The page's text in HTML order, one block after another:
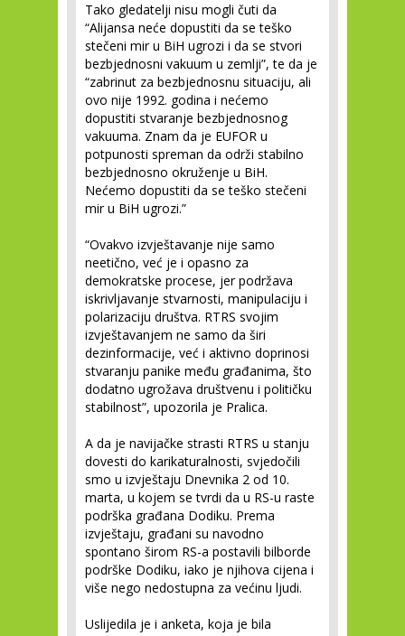
Tako gledatelji nisu mogli čuti da
“Alijansa neće dopustiti da se teško
stečeni mir u BiH ugrozi i da se stvori
bezbjednosni vakuum u zemlji”, te da je
“zabrinut za bezbjednosnu situaciju, ali
ovo nije 1992. godina i nećemo
dopustiti stvaranje bezbjednosnog
vakuuma. Znam da je EUFOR u
potpunosti spreman da održi stabilno
bezbjednosno okruženje u BiH.
Nećemo dopustiti da se teško stečeni
mir u BiH ugrozi.”
“Ovakvo izvještavanje nije samo
neetično, već je i opasno za
demokratske procese, jer podržava
iskrivljavanje stvarnosti, manipulaciju i
polarizaciju društva. RTRS svojim
izvještavanjem ne samo da širi
dezinformacije, već i aktivno doprinosi
stvaranju panike među građanima, što
dodatno ugrožava društvenu i političku
stabilnost”, upozorila je Pralica.
A da je navijačke strasti RTRS u stanju
dovesti do karikaturalnosti, svjedočili
smo u izvještaju Dnevnika 2 od 10.
marta, u kojem se tvrdi da u RS-u raste
podrška građana Dodiku. Prema
izvještaju, građani su navodno
spontano širom RS-a postavili bilborde
podrške Dodiku, iako je njihova cijena i
više nego nedostupna za većinu ljudi.
Uslijedila je i anketa, koja je bila